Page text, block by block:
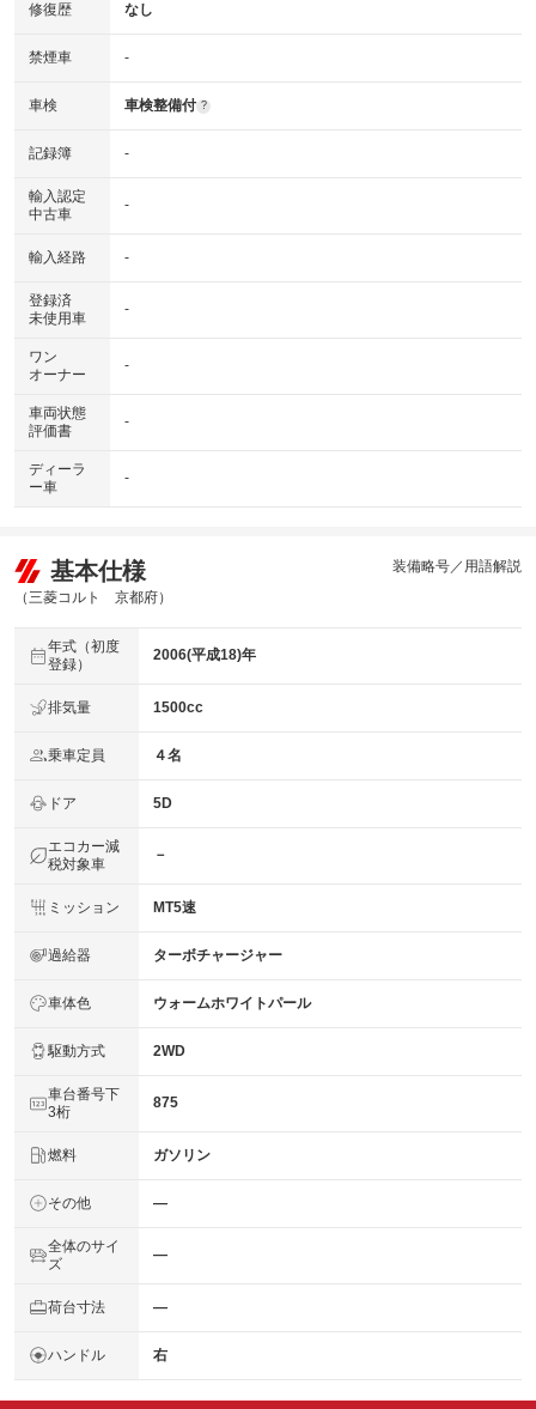
修復歴 なし
禁煙車 -
車検 車検整備付 ?
記録簿 -
輸入認定
中古車
-
輸入経路 -
登録済
未使用車
-
ワン
オーナー
-
車両状態
評価書
-
ディーラ
ー車
-
基本仕様
（三菱コルト 京都府）
装備略号／用語解説
年式（初度
登録）
2006(平成18)年
排気量 1500cc
乗車定員 ４名
ドア 5D
エコカー減
税対象車
－
ミッション MT5速
過給器 ターボチャージャー
車体色 ウォームホワイトパール
駆動方式 2WD
車台番号下
3桁
875
燃料 ガソリン
その他 ―
全体のサイ
ズ
―
荷台寸法 ―
ハンドル 右